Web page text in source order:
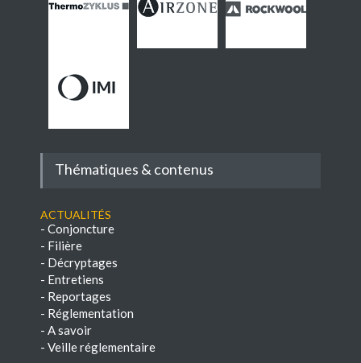
Thématiques & contenus
Actualités
- Conjoncture
- Filière
- Décryptages
- Entretiens
- Reportages
- Réglementation
- A savoir
- Veille réglementaire